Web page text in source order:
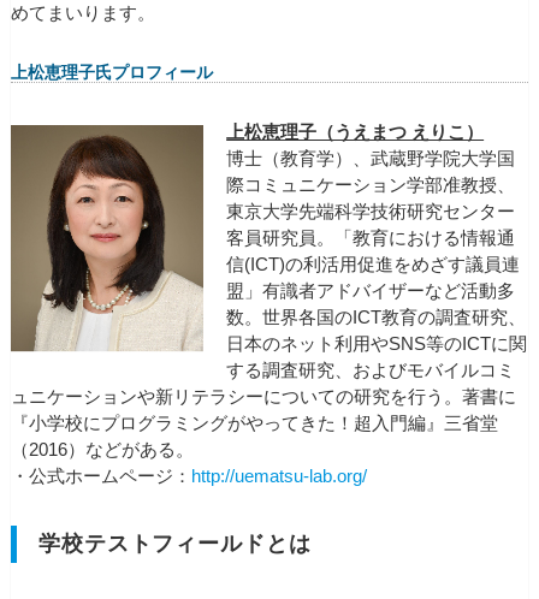
めてまいります。
上松恵理子氏プロフィール
上松恵理子（うえまつ えりこ）
博士（教育学）、武蔵野学院大学国
際コミュニケーション学部准教授、
東京大学先端科学技術研究センター
客員研究員。「教育における情報通
信(ICT)の利活用促進をめざす議員連
盟」有識者アドバイザーなど活動多
数。世界各国のICT教育の調査研究、
日本のネット利用やSNS等のICTに関
する調査研究、およびモバイルコミ
ュニケーションや新リテラシーについての研究を行う。著書に
『小学校にプログラミングがやってきた！超入門編』三省堂
（2016）などがある。
・公式ホームページ： http://uematsu-lab.org/
学校テストフィールドとは